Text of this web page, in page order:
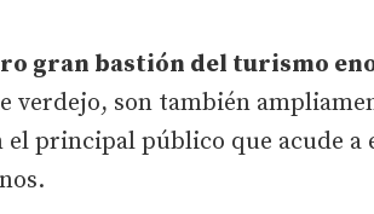
gran bastión del turismo
verdejo, son también
principal público que acude a